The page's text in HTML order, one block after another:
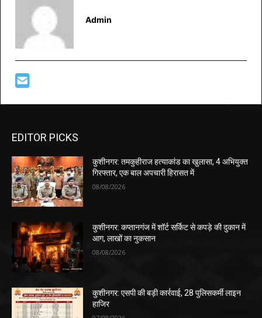
Admin
EDITOR PICKS
कुशीनगर: तमकुहीराज हत्याकांड का खुलासा, 4 अभियुक्त
गिरफ्तार, एक बाल अपचारी हिरासत में
08/08/2026
कुशीनगर: कप्तानगंज में शॉर्ट सर्किट से कपड़े की दुकान में
आग, लाखों का नुकसान
08/08/2026
कुशीनगर: एसपी की बड़ी कार्रवाई, 28 पुलिसकर्मी लाइन
हाजिर